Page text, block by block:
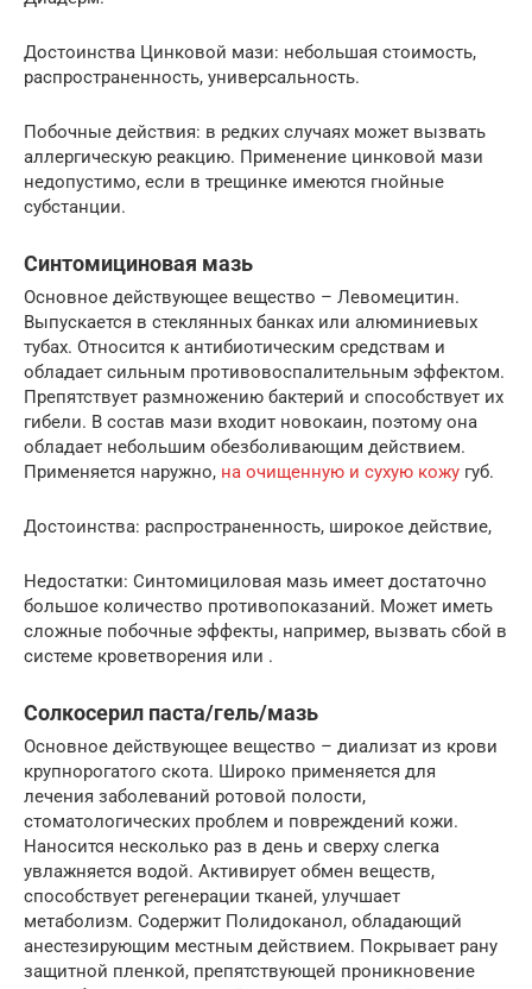
Достоинства Цинковой мази: небольшая стоимость,
распространенность, универсальность.
Побочные действия: в редких случаях может вызвать
аллергическую реакцию. Применение цинковой мази
недопустимо, если в трещинке имеются гнойные
субстанции.
Синтомициновая мазь
Основное действующее вещество – Левомецитин.
Выпускается в стеклянных банках или алюминиевых
тубах. Относится к антибиотическим средствам и
обладает сильным противовоспалительным эффектом.
Препятствует размножению бактерий и способствует их
гибели. В состав мази входит новокаин, поэтому она
обладает небольшим обезболивающим действием.
Применяется наружно, на очищенную и сухую кожу губ.
Достоинства: распространенность, широкое действие,
Недостатки: Синтомициловая мазь имеет достаточно
большое количество противопоказаний. Может иметь
сложные побочные эффекты, например, вызвать сбой в
системе кроветворения или .
Солкосерил паста/гель/мазь
Основное действующее вещество – диализат из крови
крупнорогатого скота. Широко применяется для
лечения заболеваний ротовой полости,
стоматологических проблем и повреждений кожи.
Наносится несколько раз в день и сверху слегка
увлажняется водой. Активирует обмен веществ,
способствует регенерации тканей, улучшает
метаболизм. Содержит Полидоканол, обладающий
анестезирующим местным действием. Покрывает рану
защитной пленкой, препятствующей проникновение